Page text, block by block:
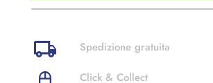
Spedizione gratuita
Click & Collect